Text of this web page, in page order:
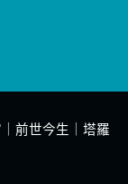
前世今生｜塔羅